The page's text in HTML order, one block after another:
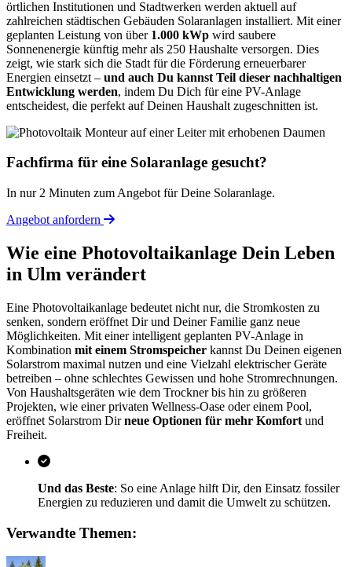
örtlichen Institutionen und Stadtwerken werden aktuell auf
zahlreichen städtischen Gebäuden Solaranlagen installiert. Mit einer
geplanten Leistung von über 1.000 kWp wird saubere
Sonnenenergie künftig mehr als 250 Haushalte versorgen. Dies
zeigt, wie stark sich die Stadt für die Förderung erneuerbarer
Energien einsetzt – und auch Du kannst Teil dieser nachhaltigen
Entwicklung werden, indem Du Dich für eine PV-Anlage
entscheidest, die perfekt auf Deinen Haushalt zugeschnitten ist.
Fachfirma für eine Solaranlage gesucht?
In nur 2 Minuten zum Angebot für Deine Solaranlage.
Angebot anfordern
Wie eine Photovoltaikanlage Dein Leben
in Ulm verändert
Eine Photovoltaikanlage bedeutet nicht nur, die Stromkosten zu
senken, sondern eröffnet Dir und Deiner Familie ganz neue
Möglichkeiten. Mit einer intelligent geplanten PV-Anlage in
Kombination mit einem Stromspeicher kannst Du Deinen eigenen
Solarstrom maximal nutzen und eine Vielzahl elektrischer Geräte
betreiben – ohne schlechtes Gewissen und hohe Stromrechnungen.
Von Haushaltsgeräten wie dem Trockner bis hin zu größeren
Projekten, wie einer privaten Wellness-Oase oder einem Pool,
eröffnet Solarstrom Dirneue Optionen für mehr Komfort und
Freiheit.
Und das Beste: So eine Anlage hilft Dir, den Einsatz fossiler
Energien zu reduzieren und damit die Umwelt zu schützen.
Verwandte Themen: